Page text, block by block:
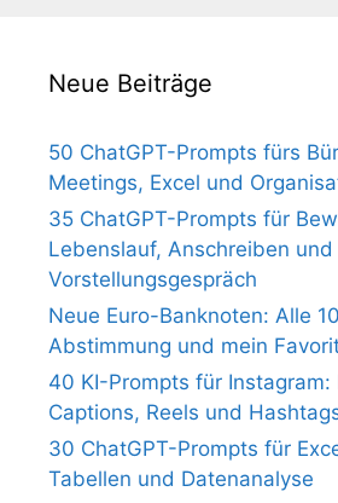
Neue Beiträge
50 ChatGPT-Prompts fürs
Meetings, Excel und
35 ChatGPT-Prompts für
Lebenslauf, Anschreiben und
Vorstellungsgespräch
Neue Euro-Banknoten: Alle
Abstimmung und mein
40 KI-Prompts für Instagram:
Captions, Reels und
30 ChatGPT-Prompts für
Tabellen und Datenanalyse